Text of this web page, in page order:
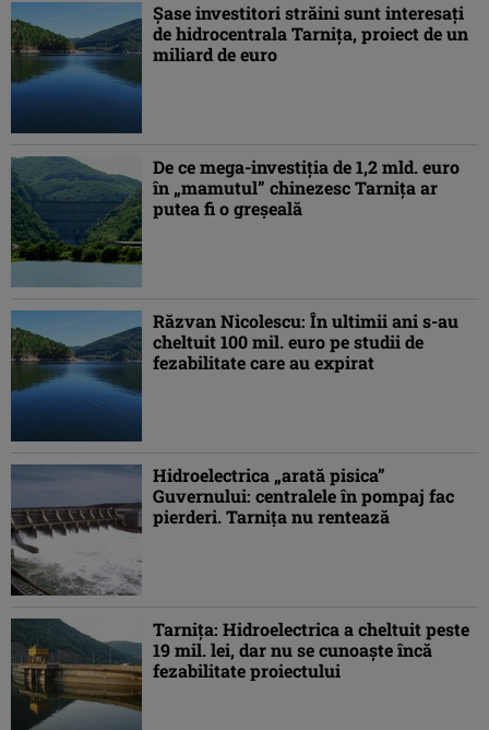
Şase investitori străini sunt interesaţi
de hidrocentrala Tarniţa, proiect de un
miliard de euro
De ce mega-investiţia de 1,2 mld. euro
în „mamutul” chinezesc Tarniţa ar
putea fi o greşeală
Răzvan Nicolescu: În ultimii ani s-au
cheltuit 100 mil. euro pe studii de
fezabilitate care au expirat
Hidroelectrica „arată pisica”
Guvernului: centralele în pompaj fac
pierderi. Tarniţa nu rentează
Tarniţa: Hidroelectrica a cheltuit peste
19 mil. lei, dar nu se cunoaşte încă
fezabilitate proiectului